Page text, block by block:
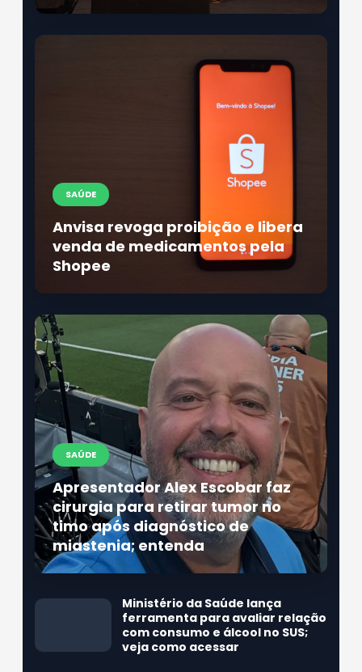
SAÚDE
Anvisa revoga proibição e libera
venda de medicamentos pela
Shopee
SAÚDE
Apresentador Alex Escobar faz
cirurgia para retirar tumor no
timo após diagnóstico de
miastenia; entenda
Ministério da Saúde lança
ferramenta para avaliar relação
com consumo e álcool no SUS;
veja como acessar